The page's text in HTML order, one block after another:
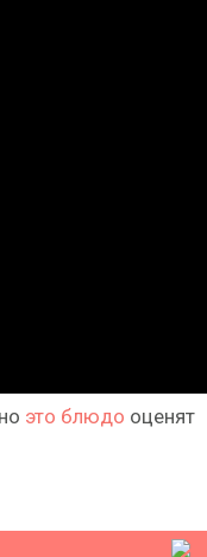
это блюдо оценят